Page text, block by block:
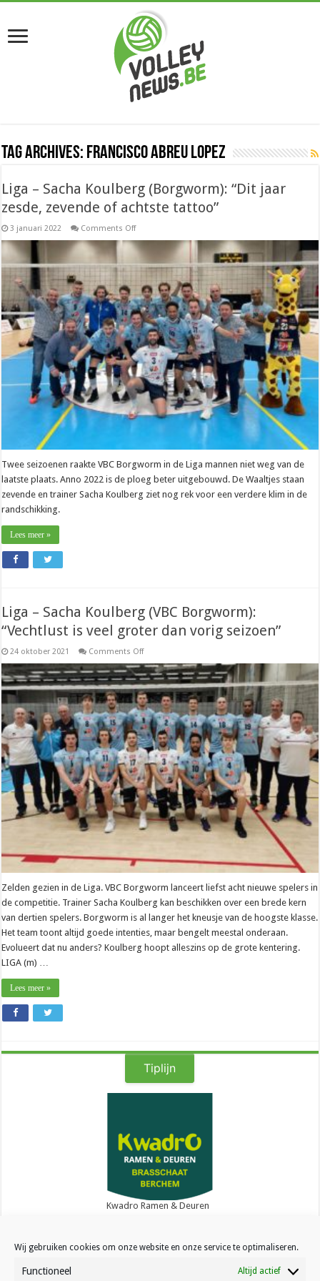
Wij gebruiken cookies om onze website en onze service te optimaliseren.
Functioneel Altijd actief
Tag Archives: Francisco Abreu Lopez
Liga – Sacha Koulberg (Borgworm): “Dit jaar
zesde, zevende of achtste tattoo”
3 januari 2022 Comments Offon
–
Koulberg
(Borgworm):
“Dit
jaar
zesde,
zevende
of
achtste
tattoo”
Twee seizoenen raakte VBC Borgworm in de Liga mannen niet weg van de
laatste plaats. Anno 2022 is de ploeg beter uitgebouwd. De Waaltjes staan
zevende en trainer Sacha Koulberg ziet nog rek voor een verdere klim in de
randschikking.
Lees meer »
Liga – Sacha Koulberg (VBC Borgworm):
“Vechtlust is veel groter dan vorig seizoen”
24 oktober 2021 Comments Offon
–
Sacha
Koulberg
(VBC
Borgworm):
“Vechtlust
is
veel
groter
dan
vorig
seizoen”
Zelden gezien in de Liga. VBC Borgworm lanceert liefst acht nieuwe spelers in
de competitie. Trainer Sacha Koulberg kan beschikken over een brede kern
van dertien spelers. Borgworm is al langer het kneusje van de hoogste klasse.
Het team toont altijd goede intenties, maar bengelt meestal onderaan.
Evolueert dat nu anders? Koulberg hoopt alleszins op de grote kentering.
LIGA (m) …
Lees meer »
Tiplijn
Kwadro Ramen & Deuren